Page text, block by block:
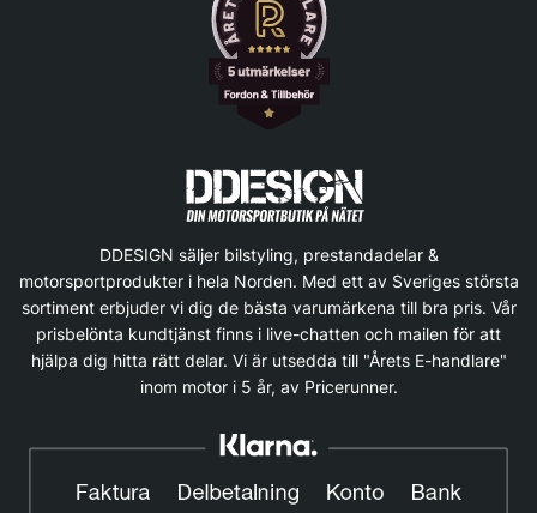
DDESIGN säljer bilstyling, prestandadelar &
motorsportprodukter i hela Norden. Med ett av Sveriges största
sortiment erbjuder vi dig de bästa varumärkena till bra pris. Vår
prisbelönta kundtjänst finns i live-chatten och mailen för att
hjälpa dig hitta rätt delar. Vi är utsedda till "Årets E-handlare"
inom motor i 5 år, av Pricerunner.